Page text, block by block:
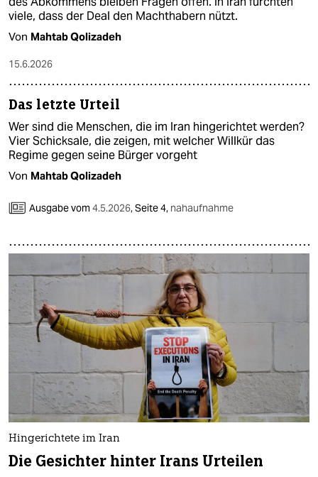
viele, dass der Deal den Machthabern nützt.
Von Mahtab Qolizadeh
15.6.2026
Das letzte Urteil
Wer sind die Menschen, die im Iran hingerichtet werden?
Vier Schicksale, die zeigen, mit welcher Willkür das
Regime gegen seine Bürger vorgeht
Von Mahtab Qolizadeh
Ausgabe vom4.5.2026,Seite 4, nahaufnahme
Hingerichtete im Iran
Die Gesichter hinter Irans Urteilen